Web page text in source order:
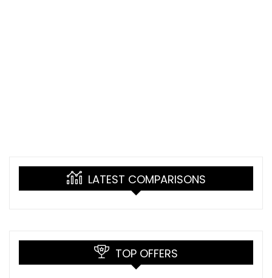
LATEST COMPARISONS
TOP OFFERS